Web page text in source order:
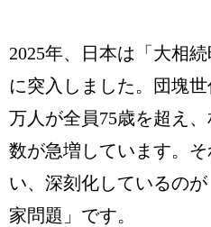
2025年、日本は「大相続
に突入しました。団塊世
万人が全員75歳を超え
数が急増しています。
い、深刻化しているのが
家問題」です。